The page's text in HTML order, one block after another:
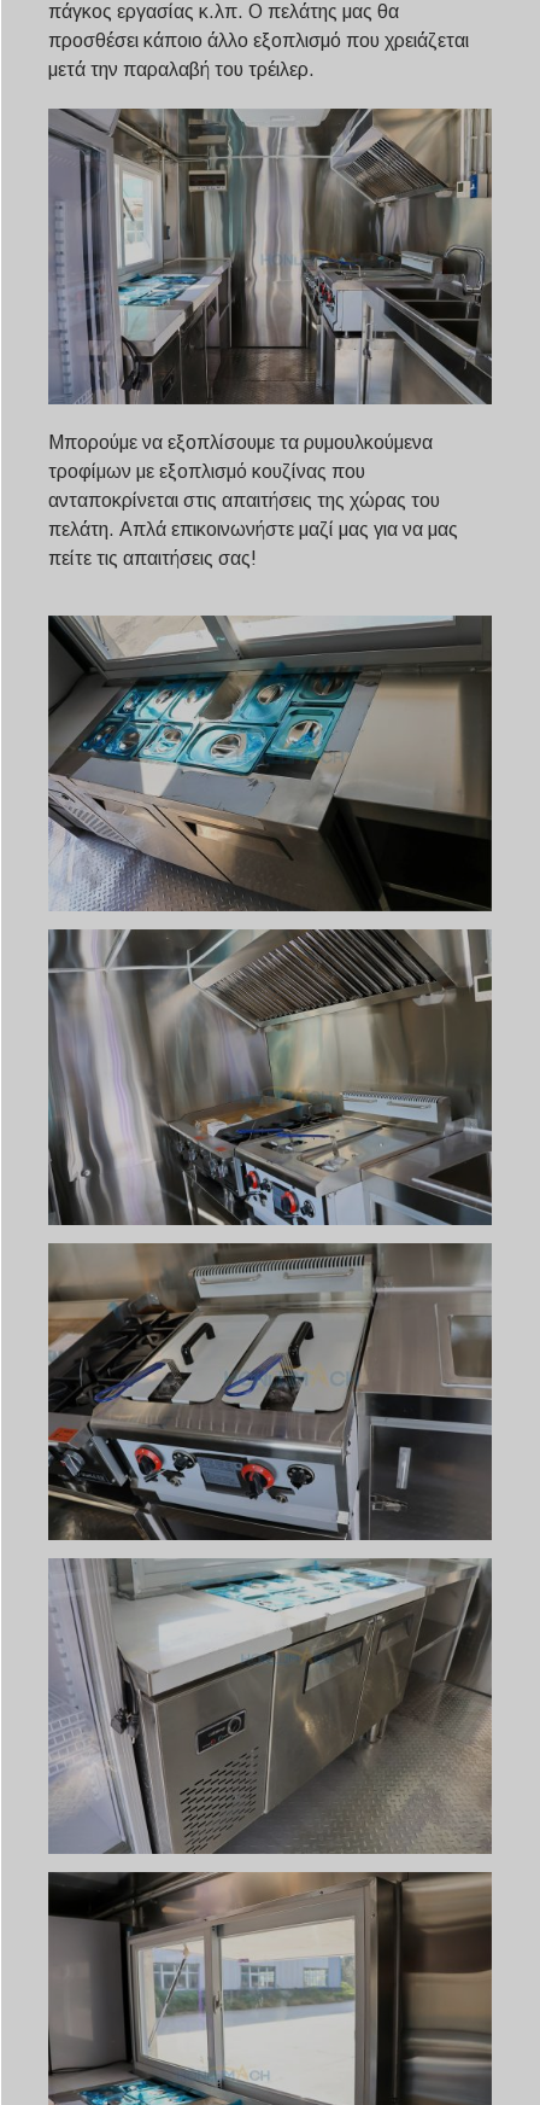
πάγκος εργασίας κ.λπ. Ο πελάτης μας θα
προσθέσει κάποιο άλλο εξοπλισμό που χρειάζεται
μετά την παραλαβή του τρέιλερ.
Μπορούμε να εξοπλίσουμε τα ρυμουλκούμενα
τροφίμων με εξοπλισμό κουζίνας που
ανταποκρίνεται στις απαιτήσεις της χώρας του
πελάτη. Απλά επικοινωνήστε μαζί μας για να μας
πείτε τις απαιτήσεις σας!